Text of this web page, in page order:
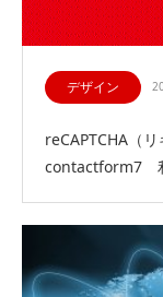
デザイン
reCAPTCHA（
contactform7